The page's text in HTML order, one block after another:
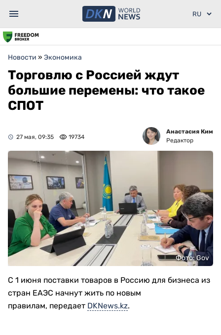
Новости » Экономика
Торговлю с Россией ждут
большие перемены: что такое
СПОТ
27 мая, 09:35 19734
Анастасия Ким
Редактор
Фото: Gov
С 1 июня поставки товаров в Россию для бизнеса из
стран ЕАЭС начнут жить по новым
правилам, передает DKNews.kz.